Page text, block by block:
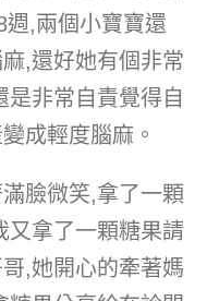
,兩個小寶寶還
,還好她有個非常
是非常自責覺得自
成輕度腦麻。
臉微笑,拿了一顆
又拿了一顆糖果請
,她開心的牽著媽